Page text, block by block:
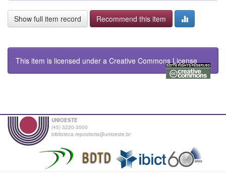
Show full item record Recommend this item
This item is licensed under a Creative Commons License
UNIOESTE
(45) 3220-3000
biblioteca.repositorio@unioeste.br